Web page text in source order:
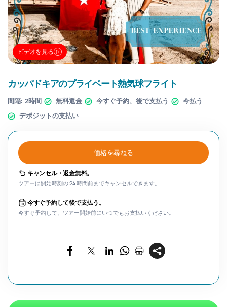
ビデオを見る
カッパドキアのプライベート熱気球フライト
間隔: 2時間 無料返金 今すぐ予約、後で支払う
今払う
デポジットの支払い
価格を尋ねる
キャンセル・返金無料。
ツアーは開始時刻の 24 時間前までキャンセルできます。
今すぐ予約して後で支払う。
今すぐ予約して、ツアー開始前にいつでもお支払いください。